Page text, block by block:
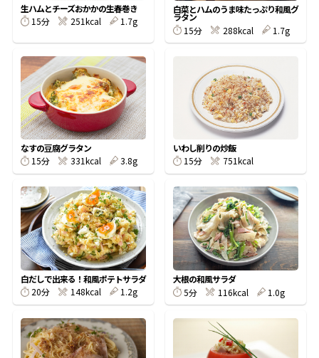
だし粉
商品情報一覧
おすすめサイト
新鮮一番
生ハムとチーズおかかの生春巻き
15分
251kcal 1.7g
白菜とハムのうま味たっぷり和風グ
ラタン
15分
288kcal 1.7g
なすの豆腐グラタン
15分
331kcal 3.8g
いわし削りの炒飯
15分
751kcal
白だしで出来る！和風ポテトサラダ
20分
148kcal 1.2g
大根の和風サラダ
5分
116kcal 1.0g